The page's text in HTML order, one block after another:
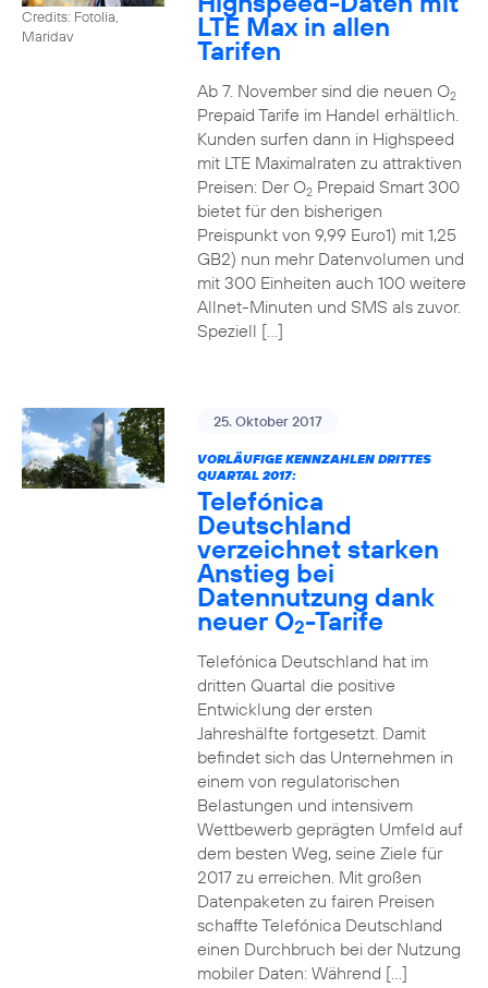
Credits: Fotolia,
Maridav
LTE Max in allen
Tarifen
Ab 7. November sind die neuen O2
Prepaid Tarife im Handel erhältlich.
Kunden surfen dann in Highspeed
mit LTE Maximalraten zu attraktiven
Preisen: Der O2Prepaid Smart 300
bietet für den bisherigen
Preispunkt von 9,99 Euro1) mit 1,25
GB2) nun mehr Datenvolumen und
mit 300 Einheiten auch 100 weitere
Allnet-Minuten und SMS als zuvor.
Speziell […]
25. Oktober 2017
VORLÄUFIGE KENNZAHLEN DRITTES
QUARTAL 2017:
Telefónica
Deutschland
verzeichnet starken
Anstieg bei
Datennutzung dank
neuer O2-Tarife
Telefónica Deutschland hat im
dritten Quartal die positive
Entwicklung der ersten
Jahreshälfte fortgesetzt. Damit
befindet sich das Unternehmen in
einem von regulatorischen
Belastungen und intensivem
Wettbewerb geprägten Umfeld auf
dem besten Weg, seine Ziele für
2017 zu erreichen. Mit großen
Datenpaketen zu fairen Preisen
schaffte Telefónica Deutschland
einen Durchbruch bei der Nutzung
mobiler Daten: Während […]